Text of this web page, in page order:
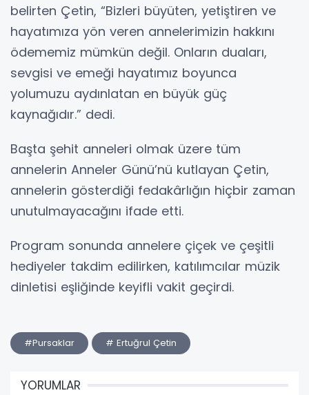
belirten Çetin, “Bizleri büyüten, yetiştiren ve
hayatımıza yön veren annelerimizin hakkını
ödememiz mümkün değil. Onların duaları,
sevgisi ve emeği hayatımız boyunca
yolumuzu aydınlatan en büyük güç
kaynağıdır.” dedi.
Başta şehit anneleri olmak üzere tüm
annelerin Anneler Günü’nü kutlayan Çetin,
annelerin gösterdiği fedakârlığın hiçbir zaman
unutulmayacağını ifade etti.
Program sonunda annelere çiçek ve çeşitli
hediyeler takdim edilirken, katılımcılar müzik
dinletisi eşliğinde keyifli vakit geçirdi.
#Pursaklar # Ertuğrul Çetin
YORUMLAR